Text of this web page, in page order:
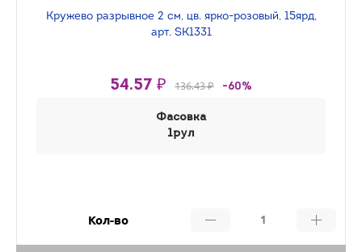
Кружево разрывное 2 см, цв. ярко-розовый, 15ярд,
арт. SK1331
54.57 ₽ 136.43 ₽ -60%
Фасовка
1рул
Кол-во